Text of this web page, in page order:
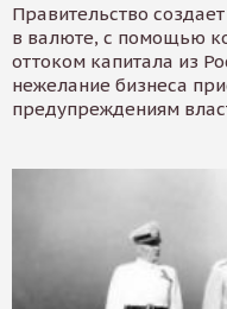
Правительство
в валюте, с помощью
оттоком капитала из
нежелание бизнеса
предупреждениям